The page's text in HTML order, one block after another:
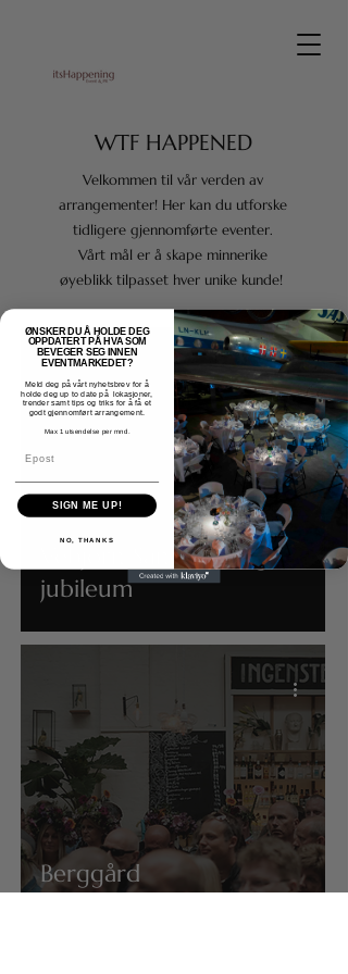
WTF HAPPENED
Velkommen til vår verden av
arrangementer! Her kan du utforske
tidligere gjennomførte eventer.
Vårt mål er å skape minnerike
øyeblikk tilpasset hver unike kunde!
Vebjørn Sand/åpning &
jubileum
Berggård
ØNSKER DU Å HOLDE DEG
OPPDATERT PÅ HVA SOM
BEVEGER SEG INNEN
EVENTMARKEDET?
Meld deg på vårt nyhetsbrev for å
holde deg up to date på lokasjoner,
trender samt tips og triks for å få et
godt gjennomført arrangement.
Max 1 utsendelse per mnd.
SIGN ME UP!
NO, THANKS